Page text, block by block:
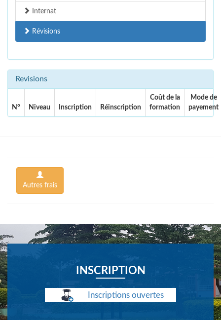
Internat
Révisions
Revisions
N° Niveau Inscription Réinscription
Coût de la
formation
Mode de
payement
Autres frais
INSCRIPTION
Inscriptions ouvertes